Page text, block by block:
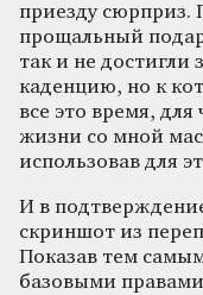
приезду сюрприз.
прощальный
так и не достигли
каденцию, но к
все это время, для
жизни со мной
использовав для
И в
скриншот из
Показав тем
базовыми